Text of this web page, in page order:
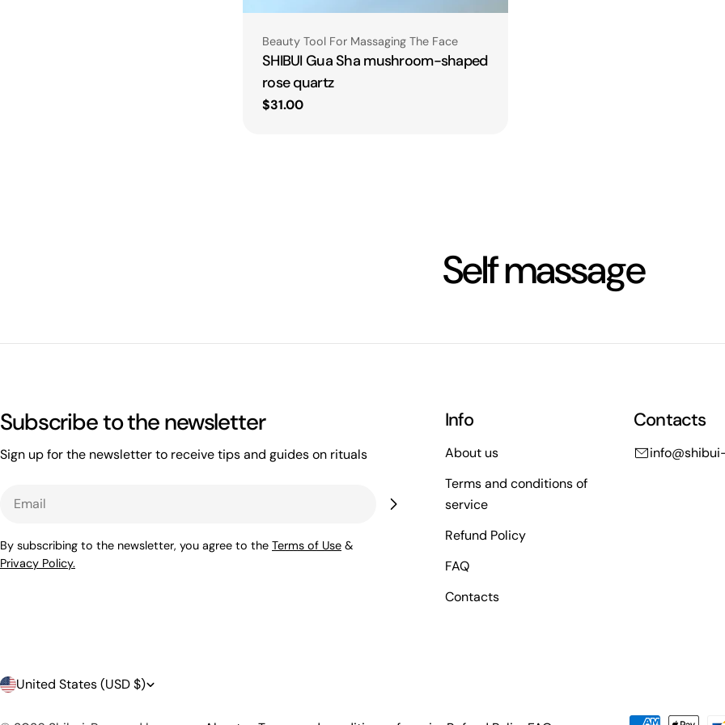
Type:
Beauty Tool For Massaging The Face
SHIBUI Gua Sha mushroom-shaped
rose quartz
Regular
$31.00
C
l
e
c
t
i
Self massage
Subscribe to the newsletter
Sign up for the newsletter to receive tips and guides on rituals
By subscribing to the newsletter, you agree to the Terms of Use &
Privacy Policy.
Info
About us
Terms and conditions of
service
Refund Policy
FAQ
Contacts
Contacts
C
United States (USD $)